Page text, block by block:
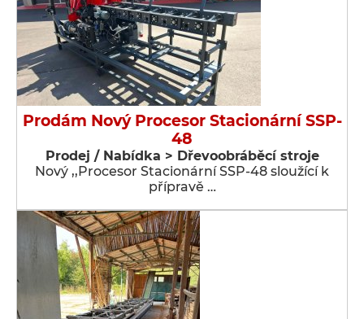
Prodám Nový Procesor Stacionární SSP-
48
Prodej / Nabídka > Dřevoobráběcí stroje
Nový ,,Procesor Stacionární SSP-48 sloužící k
přípravě …